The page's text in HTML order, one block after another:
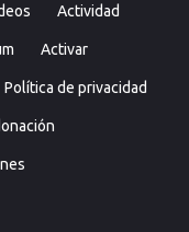
Actividad
Activar
Política de privacidad